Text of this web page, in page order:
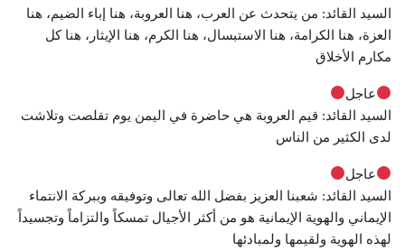
السيد القائد: من يتحدث عن العرب، هنا العروبة، هنا إباء الضيم، هنا
العزة، هنا الكرامة، هنا الاستبسال، هنا الكرم، هنا الإيثار، هنا كل
مكارم الأخلاق
عاجل
السيد القائد: قيم العروبة هي حاضرة في اليمن يوم تقلصت وتلاشت
لدى الكثير من الناس
عاجل
السيد القائد: شعبنا العزيز بفضل الله تعالى وتوفيقه وببركة الانتماء
الإيماني والهوية الإيمانية هو من أكثر الأجيال تمسكاً والتزاماً وتجسيداً
لهذه الهوية ولقيمها ولمبادئها